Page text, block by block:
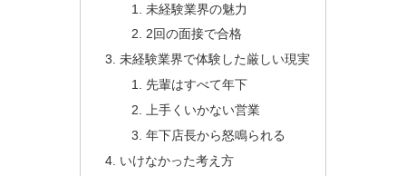
未経験業界の魅力
2回の面接で合格
未経験業界で体験した厳しい現実
先輩はすべて年下
上手くいかない営業
年下店長から怒鳴られる
いけなかった考え方